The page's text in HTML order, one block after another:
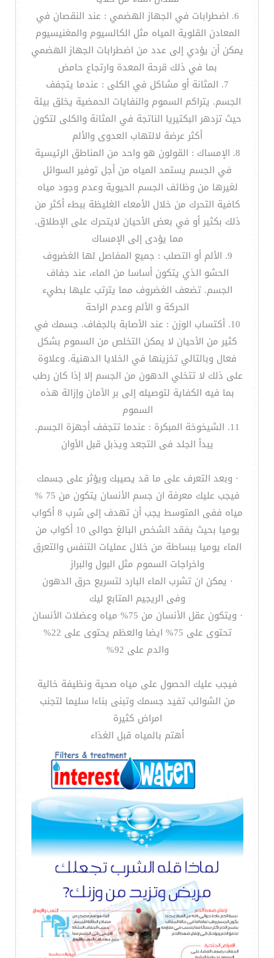
6. اضطرابات في الجهاز الهضمي : عند النقصان في
المعادن القلوية المياه مثل الكالسيوم والمغنيسيوم
يمكن أن يؤدي إلى عدد من اضطرابات الجهاز الهضمي
بما في ذلك قرحة المعدة وارتجاع حامض
7. المثانة أو مشاكل في الكلى : عندما يتجفف
الجسم. يتراكم السموم والنفايات الحمضية يخلق بيئة
حيث تزدهر البكتيريا الناتجة في المثانة والكلى لتكون
أكثر عرضة لالتهاب العدوى والألم
8. الإمساك : القولون هو واحد من المناطق الرئيسية
في الجسم يستمد المياه من أجل توفير السوائل
لغيرها من وظائف الجسم الحيوية وعدم وجود مياه
كافية التحرك من خلال الأمعاء الغليظة ببطء أكثر من
ذلك بكثير أو في بعض الأحيان لايتحرك على الإطلاق.
مما يؤدى إلى الإمساك
9. الألم أو التصلب : جميع المفاصل لها الغضروف
الحشو الذي يتكون أساسا من الماء، عند جفاف
الجسم. تضعف الغضروف مما يترتب عليها بطيء
الحركة و الألم وعدم الراحة
10. أكتساب الوزن : عند الأصابة بالجفاف. جسمك في
كثير من الأحيان لا يمكن التخلص من السموم بشكل
فعال وبالتالي تخزينها في الخلايا الدهنية. وعلاوة
على ذلك لا تتخلي الدهون من الجسم إلا إذا كان رطب
بما فيه الكفاية لتوصيله إلى بر الأمان وإزالة هذه
السموم
11. الشيخوخة المبكرة : عندما تتجفف أجهزة الجسم.
يبدأ الجلد فى التجعد ويذبل قبل الأوان
· وبعد التعرف على ما قد يصيبك ويؤثر على جسمك
فيجب عليك معرفة ان جسم الأنسان يتكون من 75 %
مياه ففى المتوسط يجب أن تهدف إلى شرب 8 أكواب
يوميا بحيث يفقد الشخص البالغ حوالى 10 أكواب من
الماء يوميا ببساطة من خلال عمليات التنفس والتعرق
واخراجات السموم مثل البول والبراز
· يمكن ان تشرب الماء البارد لتسريع حرق الدهون
وفى الريجيم المتابع ليك
· ويتكون عقل الأنسان من 75% مياه وعضلات الأنسان
تحتوى على 75% ايضا والعظم يحتوى على 22%
والدم على 92%
فيجب عليك الحصول على مياه صحية ونظيفة خالية
من الشوائب تفيد جسمك وتبنى بناءا سليما لتجنب
امراض كثيرة
أهتم بالمياه قبل الغذاء